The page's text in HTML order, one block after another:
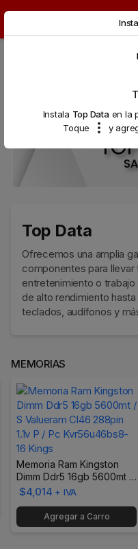
Top Data
Ofrecemos una amplia
componentes para
entretenimiento o
de alto rendimiento
teclados, audífonos y
MEMORIAS
Memoria Ram Kingston
Dimm Ddr5 16gb 5600mt /
S Valueram Cl46 288pin
1.1v P / Pc Kvr56u46bs8-16
Kings
$4,014 + IVA
Agregar a Carro
Instala Top Dataen la
Toque
y